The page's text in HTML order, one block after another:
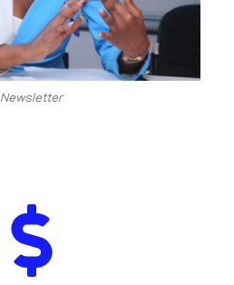
Newsletter